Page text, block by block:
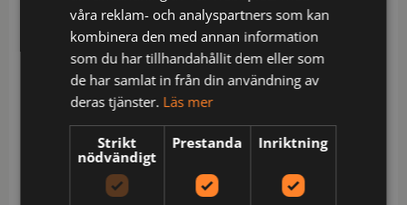
storlekarna. Hammarhank. Tumstocksficka med
knivhållare. Snedställd benficka med blixtlås,
telefonfack, ID-kortsfack och extra fack.
Material: 60% bomull / 40% polyester. Stretch: 92%
polyamid (Cordura®) / 8% elastan, 250 g/m².
Förstärkning: 100% polyamid, 220 g/m².
Skötsel: Normal maskintvätt vid 60 grader,Blekning
är inte tillåtet,Torktumla på låg
våra reklam- och analyspartners som kan
kombinera den med annan information
som du har tillhandahållit dem eller som
de har samlat in från din användning av
deras tjänster. Läs mer
Strikt
nödvändigt
Prestanda Inriktning